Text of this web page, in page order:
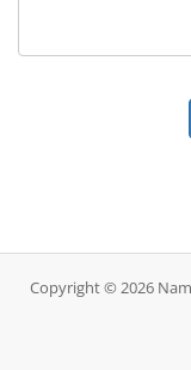
Copyright © 2026